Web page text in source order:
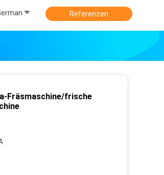
Referenzen
Fräsmaschine/frische